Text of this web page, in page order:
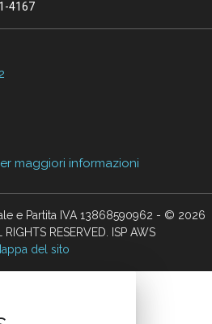
4167
maggiori informazioni
e Partita IVA 13868590962 - © 2026
RESERVED. ISP AWS
del sito